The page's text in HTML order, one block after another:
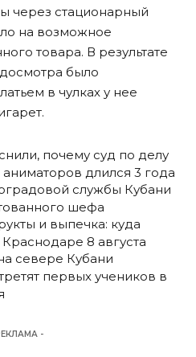
через стационарный
на возможное
товара. В результате
было
в чулках у нее
почему суд по делу
аниматоров длился 3 года
службы Кубани
шефа
и выпечка: куда
8 августа
севере Кубани
первых учеников в
-